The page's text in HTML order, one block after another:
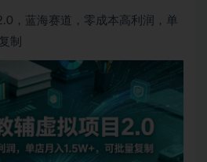
，蓝海赛道，零成本高利润，单
制